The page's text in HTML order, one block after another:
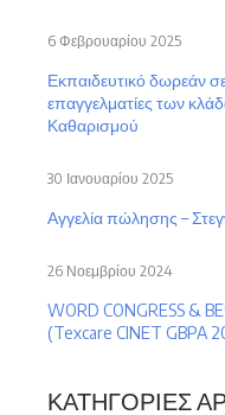
Εκπαιδευτικό δωρεάν
επαγγελματίες των
Καθαρισμού
6 Φεβρουαρίου 2025
Αγγελία πώλησης –
30 Ιανουαρίου 2025
WORD CONGRESS &
(Texcare CINET GBPA
26 Νοεμβρίου 2024
ΚΑΤΗΓΟΡΊΕΣ